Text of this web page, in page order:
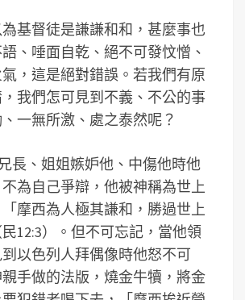
基督徒是謙謙和和，甚麼事也
、唾面自乾、絕不可發忟憎、
，這是絕對錯誤。若我們有原
我們怎可見到不義、不公的事
一無所激、處之泰然呢？
長、姐姐嫉妒他、中傷他時他
為自己爭辯，他被神稱為世上
摩西為人極其謙和，勝過世上
12:3）。但不可忘記，當他領
以色列人拜偶像時他怒不可
手做的法版，燒金牛犢，將金